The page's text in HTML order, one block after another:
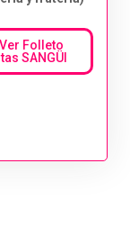
Ver Folleto
SANGÜI